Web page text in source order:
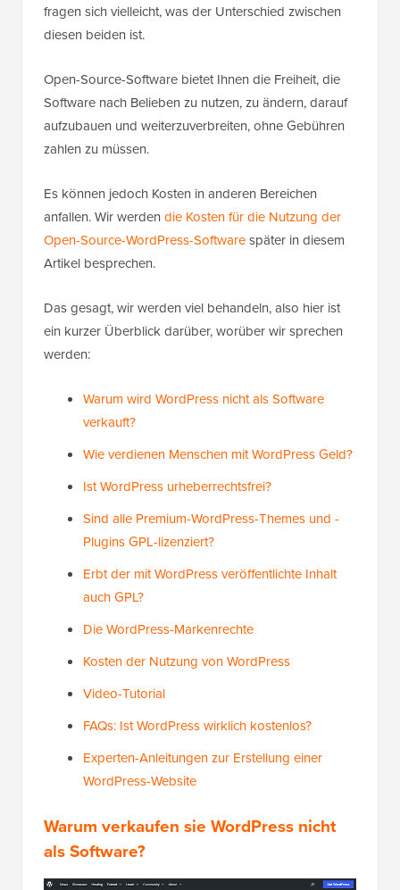
fragen sich vielleicht, was der Unterschied zwischen
diesen beiden ist.
Open-Source-Software bietet Ihnen die Freiheit, die
Software nach Belieben zu nutzen, zu ändern, darauf
aufzubauen und weiterzuverbreiten, ohne Gebühren
zahlen zu müssen.
Es können jedoch Kosten in anderen Bereichen
anfallen. Wir werden die Kosten für die Nutzung der
Open-Source-WordPress-Softwarespäter in diesem
Artikel besprechen.
Das gesagt, wir werden viel behandeln, also hier ist
ein kurzer Überblick darüber, worüber wir sprechen
werden:
Warum wird WordPress nicht als Software
verkauft?
Wie verdienen Menschen mit WordPress Geld?
Ist WordPress urheberrechtsfrei?
Sind alle Premium-WordPress-Themes und -
Plugins GPL-lizenziert?
Erbt der mit WordPress veröffentlichte Inhalt
auch GPL?
Die WordPress-Markenrechte
Kosten der Nutzung von WordPress
Video-Tutorial
FAQs: Ist WordPress wirklich kostenlos?
Experten-Anleitungen zur Erstellung einer
WordPress-Website
Warum verkaufen sie WordPress nicht
als Software?